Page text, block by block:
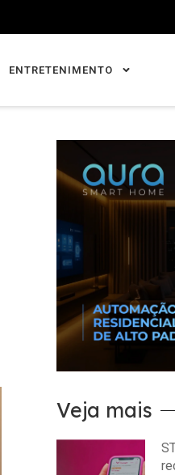
ENTRETENIMENTO
Veja mais